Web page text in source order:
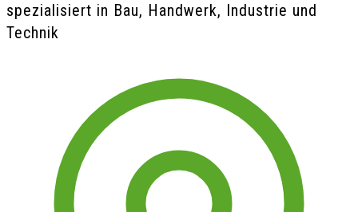
spezialisiert in Bau, Handwerk, Industrie und
Technik